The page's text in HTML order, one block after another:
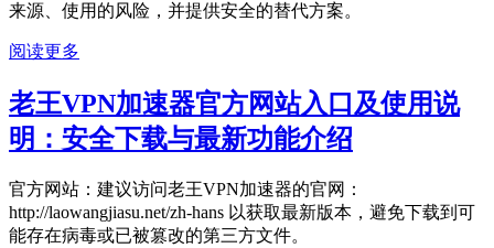
来源、使用的风险，并提供安全的替代方案。
阅读更多
老王VPN加速器官方网站入口及使用说
明：安全下载与最新功能介绍
官方网站：建议访问老王VPN加速器的官网：
http://laowangjiasu.net/zh-hans 以获取最新版本，避免下载到可
能存在病毒或已被篡改的第三方文件。